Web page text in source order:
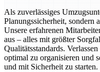
Als zuverlässiges
Planungssicherheit, sondern
Unsere erfahrenen
aus – alles mit größter
Qualitätsstandards.
optimal zu organisieren und
und mit Sicherheit zu starten.